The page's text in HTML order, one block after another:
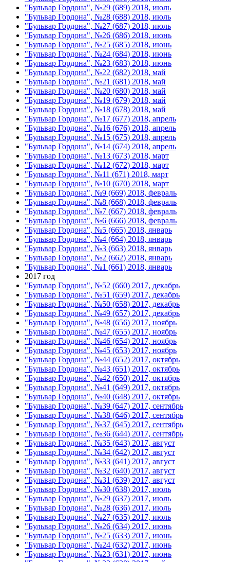
"Бульвар Гордона", №29 (689) 2018, июль
"Бульвар Гордона", №28 (688) 2018, июль
"Бульвар Гордона", №27 (687) 2018, июль
"Бульвар Гордона", №26 (686) 2018, июнь
"Бульвар Гордона", №25 (685) 2018, июнь
"Бульвар Гордона", №24 (684) 2018, июнь
"Бульвар Гордона", №23 (683) 2018, июнь
"Бульвар Гордона", №22 (682) 2018, май
"Бульвар Гордона", №21 (681) 2018, май
"Бульвар Гордона", №20 (680) 2018, май
"Бульвар Гордона", №19 (679) 2018, май
"Бульвар Гордона", №18 (678) 2018, май
"Бульвар Гордона", №17 (677) 2018, апрель
"Бульвар Гордона", №16 (676) 2018, апрель
"Бульвар Гордона", №15 (675) 2018, апрель
"Бульвар Гордона", №14 (674) 2018, апрель
"Бульвар Гордона", №13 (673) 2018, март
"Бульвар Гордона", №12 (672) 2018, март
"Бульвар Гордона", №11 (671) 2018, март
"Бульвар Гордона", №10 (670) 2018, март
"Бульвар Гордона", №9 (669) 2018, февраль
"Бульвар Гордона", №8 (668) 2018, февраль
"Бульвар Гордона", №7 (667) 2018, февраль
"Бульвар Гордона", №6 (666) 2018, февраль
"Бульвар Гордона", №5 (665) 2018, январь
"Бульвар Гордона", №4 (664) 2018, январь
"Бульвар Гордона", №3 (663) 2018, январь
"Бульвар Гордона", №2 (662) 2018, январь
"Бульвар Гордона", №1 (661) 2018, январь
2017 год
"Бульвар Гордона", №52 (660) 2017, декабрь
"Бульвар Гордона", №51 (659) 2017, декабрь
"Бульвар Гордона", №50 (658) 2017, декабрь
"Бульвар Гордона", №49 (657) 2017, декабрь
"Бульвар Гордона", №48 (656) 2017, ноябрь
"Бульвар Гордона", №47 (655) 2017, ноябрь
"Бульвар Гордона", №46 (654) 2017, ноябрь
"Бульвар Гордона", №45 (653) 2017, ноябрь
"Бульвар Гордона", №44 (652) 2017, октябрь
"Бульвар Гордона", №43 (651) 2017, октябрь
"Бульвар Гордона", №42 (650) 2017, октябрь
"Бульвар Гордона", №41 (649) 2017, октябрь
"Бульвар Гордона", №40 (648) 2017, октябрь
"Бульвар Гордона", №39 (647) 2017, сентябрь
"Бульвар Гордона", №38 (646) 2017, сентябрь
"Бульвар Гордона", №37 (645) 2017, сентябрь
"Бульвар Гордона", №36 (644) 2017, сентябрь
"Бульвар Гордона", №35 (643) 2017, август
"Бульвар Гордона", №34 (642) 2017, август
"Бульвар Гордона", №33 (641) 2017, август
"Бульвар Гордона", №32 (640) 2017, август
"Бульвар Гордона", №31 (639) 2017, август
"Бульвар Гордона", №30 (638) 2017, июль
"Бульвар Гордона", №29 (637) 2017, июль
"Бульвар Гордона", №28 (636) 2017, июль
"Бульвар Гордона", №27 (635) 2017, июль
"Бульвар Гордона", №26 (634) 2017, июнь
"Бульвар Гордона", №25 (633) 2017, июнь
"Бульвар Гордона", №24 (632) 2017, июнь
"Бульвар Гордона", №23 (631) 2017, июнь